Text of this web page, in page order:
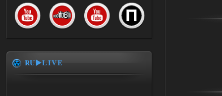
RU▶️LIVE